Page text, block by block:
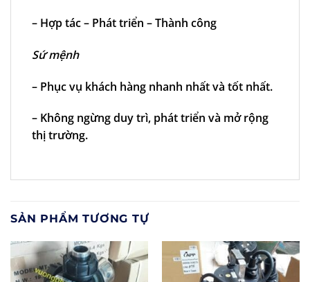
– Hợp tác – Phát triển – Thành công
Sứ mệnh
– Phục vụ khách hàng nhanh nhất và tốt nhất.
– Không ngừng duy trì, phát triển và mở rộng
thị trường.
SẢN PHẨM TƯƠNG TỰ